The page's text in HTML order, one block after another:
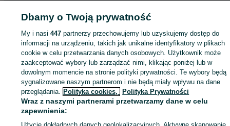
Strona główna Rolnictwo Produkty rolne
Produkty rolne -
Zachodniopomorskie
Produkty rolne - Dobrzany
KATEGORIA
ID:343134964 Wyświetlenia:
Zadzwoń / SMS Wyślij wiadomość
Dbamy o Twoją prywatność
My i nasi447 partnerzy przechowujemy lub uzyskujemy dostęp do
informacji na urządzeniu, takich jak unikalne identyfikatory w plikach
cookie w celu przetwarzania danych osobowych. Użytkownik może
zaakceptować wybory lub zarządzać nimi, klikając poniżej lub w
dowolnym momencie na stronie polityki prywatności. Te wybory będą
sygnalizowane naszym partnerom i nie będą miały wpływu na dane
przeglądania. Polityka cookies, Polityka Prywatności
Wraz z naszymi partnerami przetwarzamy dane w celu
zapewnienia: